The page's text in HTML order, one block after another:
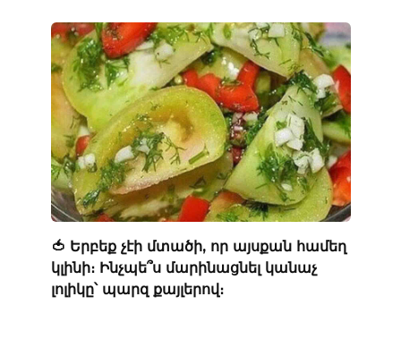
🍅 Երբեք չէի մտածի, որ այսքան համեղ
կլինի։ Ինչպե՞ս մարինացնել կանաչ
լոլիկը՝ պարզ քայլերով։